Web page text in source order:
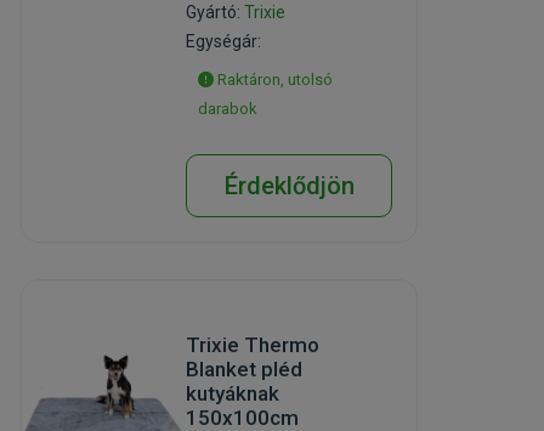
Gyártó:Trixie
Egységár:
Raktáron, utolsó
darabok
Érdeklődjön
Trixie Thermo
Blanket pléd
kutyáknak
150x100cm